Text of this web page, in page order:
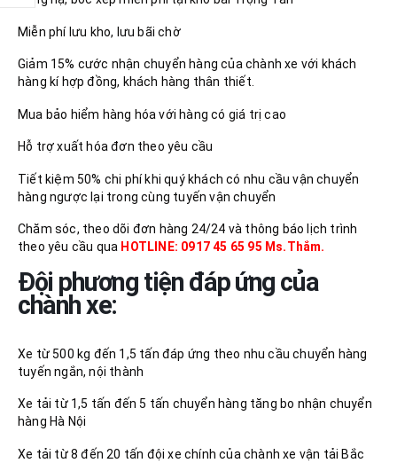
Miễn phí lưu kho, lưu bãi chờ
Giảm 15% cước nhận chuyển hàng của chành xe với khách
hàng kí hợp đồng, khách hàng thân thiết.
Mua bảo hiểm hàng hóa với hàng có giá trị cao
Hỗ trợ xuất hóa đơn theo yêu cầu
Tiết kiệm 50% chi phí khi quý khách có nhu cầu vận chuyển
hàng ngược lại trong cùng tuyến vận chuyển
Chăm sóc, theo dõi đơn hàng 24/24 và thông báo lịch trình
theo yêu cầu qua HOTLINE: 0917 45 65 95 Ms.Thắm.
Đội phương tiện đáp ứng của
chành xe:
Xe từ 500 kg đến 1,5 tấn đáp ứng theo nhu cầu chuyển hàng
tuyến ngắn, nội thành
Xe tải từ 1,5 tấn đến 5 tấn chuyển hàng tăng bo nhận chuyển
hàng Hà Nội
Xe tải từ 8 đến 20 tấn đội xe chính của chành xe vận tải Bắc